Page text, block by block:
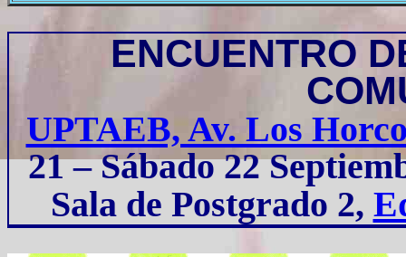
ENCUENTRO
UPTAEB, Av. Los
21 – Sábado 22
Sala de Postgrado 2,